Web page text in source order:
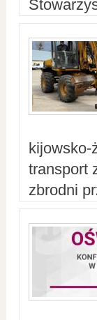
kijowsko-
transport
zbrodni